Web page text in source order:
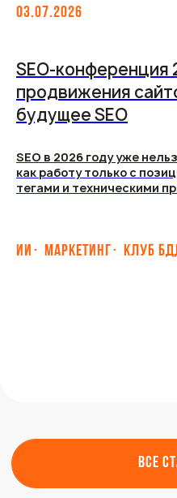
03.07.2026
SEO-конференция
продвижения
будущее SEO
SEO в 2026 году уже
как работу только с
тегами и техническими
ИИ МАРКЕТИНГ КЛУБ